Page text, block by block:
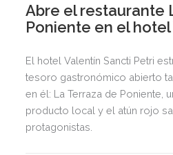
Abre el restaurante
Poniente en el
El hotel Valentín Sancti Petri
tesoro gastronómico abierto
en él: La Terraza de Poniente,
producto local y el atún rojo
protagonistas.